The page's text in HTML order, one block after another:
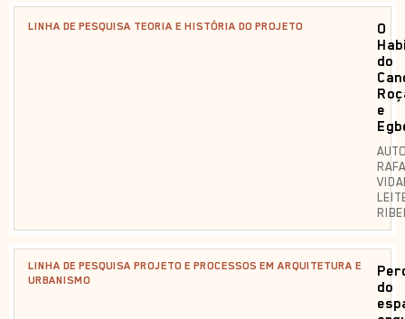
LINHA DE PESQUISA TEORIA E HISTÓRIA DO PROJETO
O
do
e
LINHA DE PESQUISA PROJETO E PROCESSOS EM ARQUITETURA E
URBANISMO
do